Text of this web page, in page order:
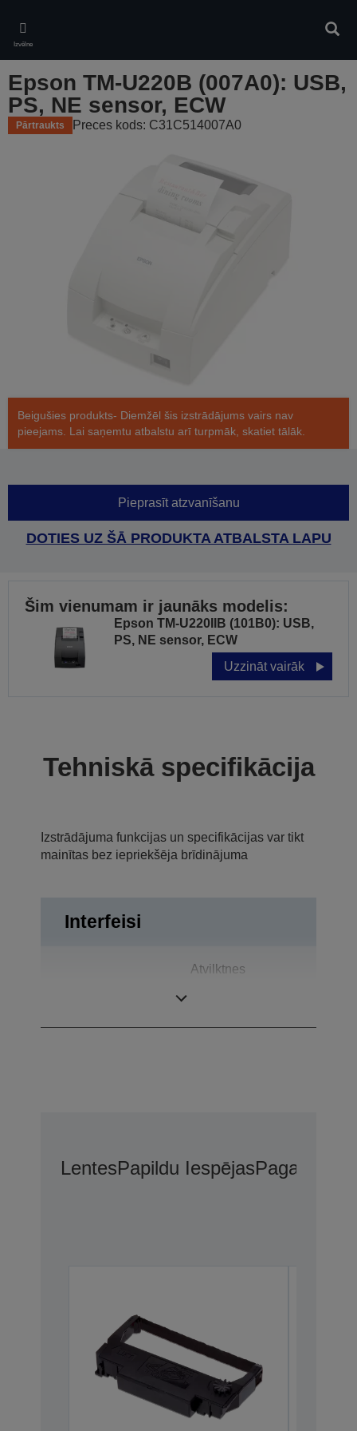
main
content
Izvēlne
Epson TM-U220B (007A0): USB,
PS, NE sensor, ECW
Pārtraukts Preces kods: C31C514007A0
Beigušies produkts- Diemžēl šis izstrādājums vairs nav
pieejams. Lai saņemtu atbalstu arī turpmāk, skatiet tālāk.
Pieprasīt atzvanīšanu
DOTIES UZ ŠĀ PRODUKTA ATBALSTA LAPU
Šim vienumam ir jaunāks modelis:
Epson TM-U220IIB (101B0): USB,
PS, NE sensor, ECW
Uzzināt vairāk
Tehniskā specifikācija
Izstrādājuma funkcijas un specifikācijas var tikt
mainītas bez iepriekšēja brīdinājuma
Interfeisi
Atvilktnes
LentesPapildu Iespējas